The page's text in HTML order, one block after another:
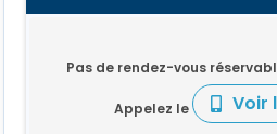
Pas de rendez-vous
Appelez le Voir